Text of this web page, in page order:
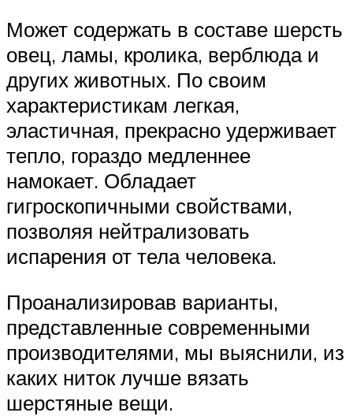
Может содержать в составе шерсть
овец, ламы, кролика, верблюда и
других животных. По своим
характеристикам легкая,
эластичная, прекрасно удерживает
тепло, гораздо медленнее
намокает. Обладает
гигроскопичными свойствами,
позволяя нейтрализовать
испарения от тела человека.
Проанализировав варианты,
представленные современными
производителями, мы выяснили, из
каких ниток лучше вязать
шерстяные вещи.